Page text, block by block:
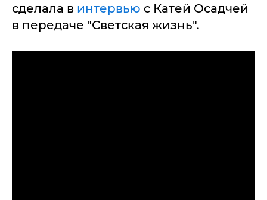
сделала в интервью с Катей Осадчей
в передаче "Светская жизнь".